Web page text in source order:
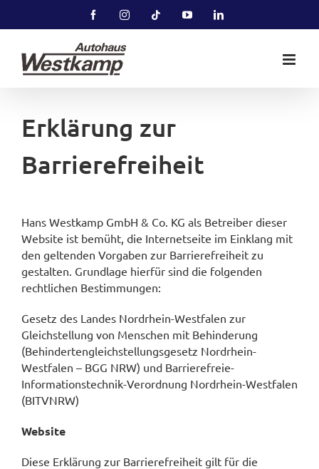
FacebookInstagramTiktok YouTubeLinkedIn
Erklärung zur
Barrierefreiheit
Hans Westkamp GmbH & Co. KG als Betreiber dieser
Website ist bemüht, die Internetseite im Einklang mit
den geltenden Vorgaben zur Barrierefreiheit zu
gestalten. Grundlage hierfür sind die folgenden
rechtlichen Bestimmungen:
Gesetz des Landes Nordrhein-Westfalen zur
Gleichstellung von Menschen mit Behinderung
(Behindertengleichstellungsgesetz Nordrhein-
Westfalen – BGG NRW) und Barrierefreie-
Informationstechnik-Verordnung Nordrhein-Westfalen
(BITVNRW)
Website
Diese Erklärung zur Barrierefreiheit gilt für die